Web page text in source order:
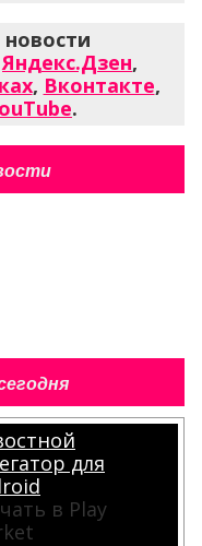
Яндекс.Дзен,
, Вконтакте,
.
для
в Play